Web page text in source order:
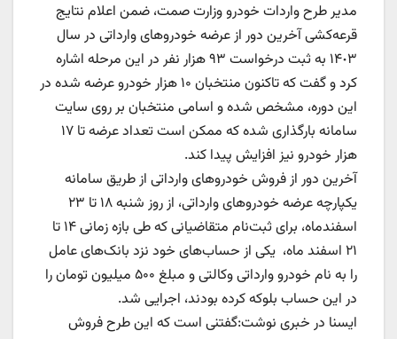
مدیر طرح واردات خودرو وزارت صمت، ضمن اعلام نتایج
قرعه‌کشی آخرین دور از عرضه خودروهای وارداتی در سال
١۴٠٣ به ثبت درخواست ٩٣ هزار نفر در این مرحله اشاره
کرد و گفت که تاکنون منتخبان ۱۰ هزار خودرو عرضه شده در
این دوره، مشخص شده‌ و اسامی منتخبان بر روی سایت
سامانه بارگذاری شده که ممکن است تعداد عرضه تا ۱۷
هزار خودرو نیز افزایش پیدا کند.
آخرین دور از فروش خودروهای وارداتی از طریق سامانه
یکپارچه عرضه خودروهای وارداتی، از روز شنبه ۱۸ تا ۲۳
اسفندماه، برای ثبت‌نام متقاضیانی که طی بازه زمانی ۱۴ تا
٢١ اسفند ماه، یکی از حساب‌های خود نزد بانک‌های عامل
را به نام خودرو وارداتی وکالتی و مبلغ ۵۰۰ میلیون تومان را
در این حساب بلوکه کرده بودند، اجرایی شد.
ایسنا در خبری نوشت:گفتنی است که این طرح فروش